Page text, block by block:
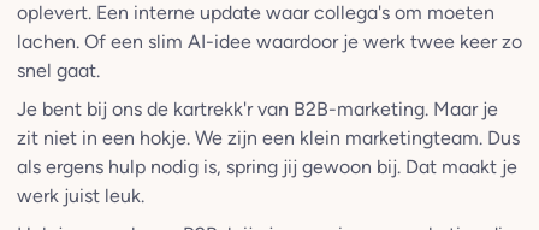
oplevert. Een interne update waar collega's om moeten
lachen. Of een slim AI-idee waardoor je werk twee keer zo
snel gaat.
Je bent bij ons de kartrekk'r van B2B-marketing. Maar je
zit niet in een hokje. We zijn een klein marketingteam. Dus
als ergens hulp nodig is, spring jij gewoon bij. Dat maakt je
werk juist leuk.